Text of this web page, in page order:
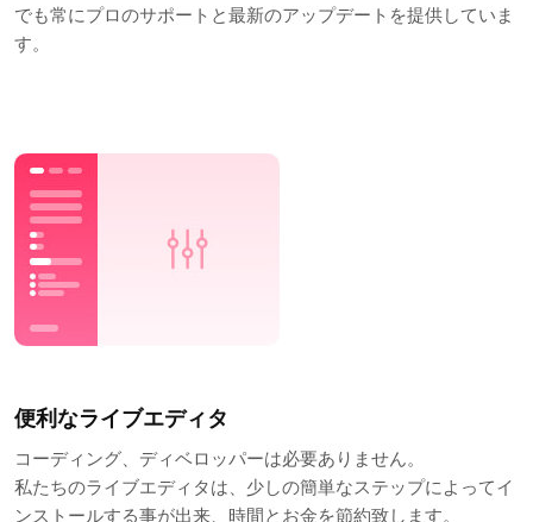
でも常にプロのサポートと最新のアップデートを提供していま
す。
便利なライブエディタ
コーディング、ディベロッパーは必要ありません。
私たちのライブエディタは、少しの簡単なステップによってイ
ンストールする事が出来、時間とお金を節約致します。